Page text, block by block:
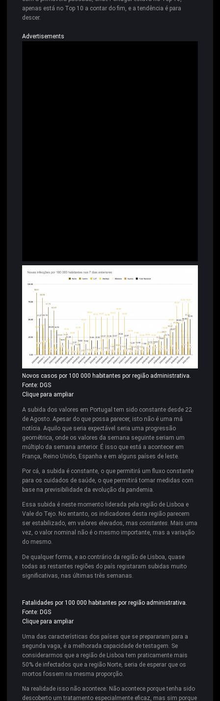
apenas está no Top 10 a contar do fim, e a tendência é para
descer.
Advertisements
Novos casos por 100 000 habitantes por região administrativa.
Fonte: DGS
Clique para ampliar
A subida dos valores em Portugal tem sido constante desde 22
de Agosto. Apesar do que possa parecer, isto não é uma má
notícia. Aquilo que seria expectável seria uma progressão
geométrica, onde os valores da semana seguinte seriam um
múltiplo da semana anterior. É isso que está a acontecer em
França, Reino Unido, Espanha e em alguns países de leste.
Por cá, a subida é constante, o que permitirá um fluxo constante
para os cuidados de saúde, o que permitirá tomar medidas com
base na previsibilidade da evolução da pandemia.
Essa subida é neste momento liderada pela região de Lisboa e
Vale do Tejo. No entanto, os indicadores desta região parecem
ser estabilizado, em valores elevados, mas constantes. Mais uma
vez, o valor nominal não é o mesmo importante, mas a variação
do mesmo.
De qualquer forma, e ao contrário da região de Lisboa, quase
todas as restantes regiões do país registaram subidas muito
significativas, nas últimas três semanas.
Fatalidades por 100 000 habitantes por região administrativa.
Fonte: DGS
Clique para ampliar
Uma das características dos países que se prepararam para a
segunda vaga, é a melhorada capacidade de testagem. Se
considerarmos que a região de Lisboa tem praticamente mais
50% de infectados que a região Norte, seria de esperar que os
mortos fossem na mesma proporção.
Na realidade isso não acontece. Não acontece porque tenha sido
descoberto um tratamento especialmente eficaz, mas sim porque